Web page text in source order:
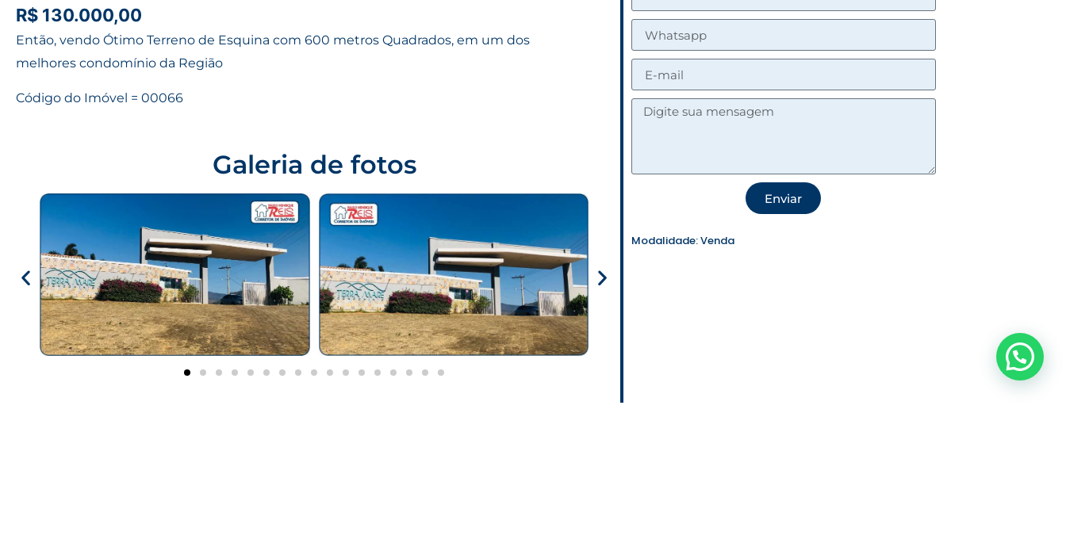
R$ 130.000,00
Então, vendo Ótimo Terreno de Esquina com 600 metros Quadrados, em um dos
melhores condomínio da Região
Código do Imóvel = 00066
Galeria de fotos
Enviar
Modalidade:Venda